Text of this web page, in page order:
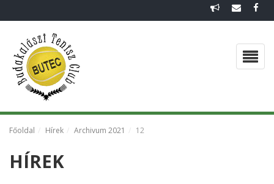
Főoldal Hírek Archivum 2021 12
HÍREK
EGYESÜLETI DOKUMENTUMOK
CSAPATOK 2026
VISSZAEMLÉKEZÉS